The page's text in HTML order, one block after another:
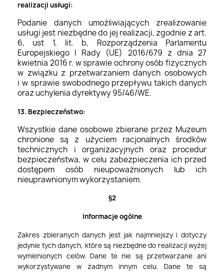
realizacji usługi:
Podanie danych umożliwiających zrealizowanie
usługi jest niezbędne do jej realizacji, zgodnie z art.
6, ust 1, lit. b, Rozporządzenia Parlamentu
Europejskiego I Rady (UE) 2016/679 z dnia 27
kwietnia 2016 r. w sprawie ochrony osób fizycznych
w związku z przetwarzaniem danych osobowych
i w sprawie swobodnego przepływu takich danych
oraz uchylenia dyrektywy 95/46/WE.
13. Bezpieczeństwo:
Wszystkie dane osobowe zbierane przez Muzeum
chronione są z użyciem racjonalnych środków
technicznych i organizacyjnych oraz procedur
bezpieczeństwa, w celu zabezpieczenia ich przed
dostępem osób nieupoważnionych lub ich
nieuprawnionym wykorzystaniem.
§2
Informacje ogólne
Zakres zbieranych danych jest jak najmniejszy i dotyczy
jedynie tych danych, które są niezbędne do realizacji wyżej
wymienionych celów. Dane te nie są przetwarzane ani
wykorzystywane w żadnym innym celu. Dane te są